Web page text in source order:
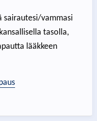
sairautesi/vammasi
tasolla,
lääkkeen